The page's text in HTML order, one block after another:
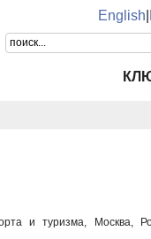
English
и туризма, Москва,